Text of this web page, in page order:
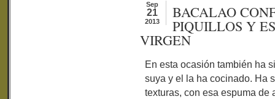
Sep
21
2013
BACALAO
PIQUILLOS Y
VIRGEN
En esta ocasión también ha
suya y el la ha cocinado. Ha
texturas, con esa espuma de